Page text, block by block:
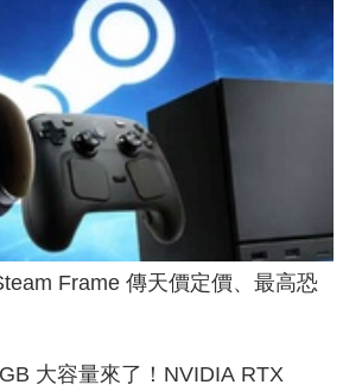
Frame 傳天價定價、最高恐
大容量來了！NVIDIA RTX